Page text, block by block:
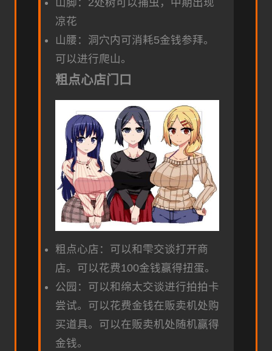
凉花
山腰：洞穴内可消耗5金钱参拜。
可以进行爬山。
粗点心店门口
粗点心店：可以和雫交谈打开商
店。可以花费100金钱赢得扭蛋。
公园：可以和绵太交谈进行拍拍卡
尝试。可以花费金钱在贩卖机处购
买道具。可以在贩卖机处随机赢得
金钱。